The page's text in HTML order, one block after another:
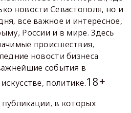
новости Севастополя, но и
все важное и интересное,
России и в мире. Здесь
происшествия,
новости бизнеса
события в
политике.18+
в которых